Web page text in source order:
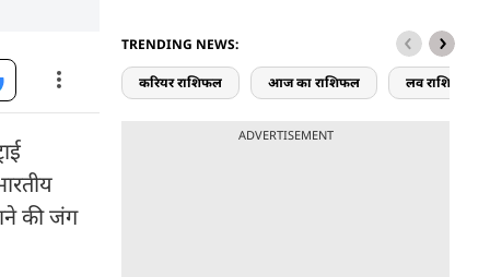
की जंग
TRENDING NEWS:
करियर राशिफल आज का राशिफल लव राशिफल
ADVERTISEMENT